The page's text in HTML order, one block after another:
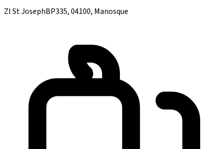
ZI St JosephBP335, 04100, Manosque